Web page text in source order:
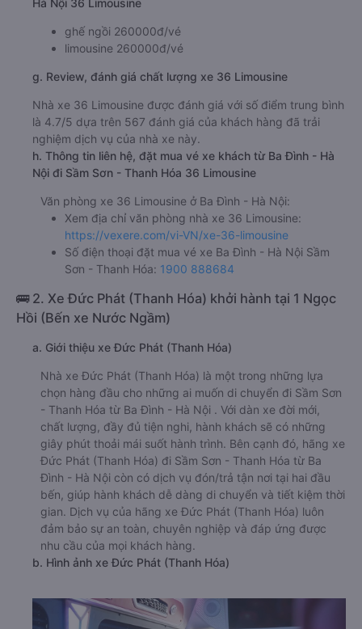
f. Giá vé giá xe khách đi Sầm Sơn - Thanh Hóa từ Ba Đình -
limousine 260000đ/vé
g. Review, đánh giá chất lượng xe 36 Limousine
Nhà xe 36 Limousine được đánh giá với số điểm trung bình
là 4.7/5 dựa trên 567 đánh giá của khách hàng đã trải
nghiệm dịch vụ của nhà xe này.
h. Thông tin liên hệ, đặt mua vé xe khách từ Ba Đình - Hà
Nội đi Sầm Sơn - Thanh Hóa 36 Limousine
Văn phòng xe 36 Limousine ở Ba Đình - Hà Nội:
Xem địa chỉ văn phòng nhà xe 36 Limousine:
https://vexere.com/vi-VN/xe-36-limousine
Số điện thoại đặt mua vé xe Ba Đình - Hà Nội Sầm
Sơn - Thanh Hóa:1900 888684
🚌 2. Xe Đức Phát (Thanh Hóa) khởi hành tại 1 Ngọc
Hồi (Bến xe Nước Ngầm)
a. Giới thiệu xe Đức Phát (Thanh Hóa)
Nhà xe Đức Phát (Thanh Hóa) là một trong những lựa
chọn hàng đầu cho những ai muốn di chuyển đi Sầm Sơn
- Thanh Hóa từ Ba Đình - Hà Nội . Với dàn xe đời mới,
chất lượng, đầy đủ tiện nghi, hành khách sẽ có những
giây phút thoải mái suốt hành trình. Bên cạnh đó, hãng xe
Đức Phát (Thanh Hóa) đi Sầm Sơn - Thanh Hóa từ Ba
Đình - Hà Nội còn có dịch vụ đón/trả tận nơi tại hai đầu
bến, giúp hành khách dễ dàng di chuyển và tiết kiệm thời
gian. Dịch vụ của hãng xe Đức Phát (Thanh Hóa) luôn
nhu cầu của mọi khách hàng.
b. Hình ảnh xe Đức Phát (Thanh Hóa)